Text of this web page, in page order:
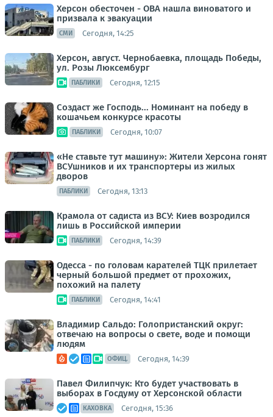
Херсон обесточен - ОВА нашла виноватого и
призвала к эвакуации
СМИ Сегодня, 14:25
Херсон, август. Чернобаевка, площадь Победы,
ул. Розы Люксембург
ПАБЛИКИ Сегодня, 12:15
Создаст же Господь... Номинант на победу в
кошачьем конкурсе красоты
ПАБЛИКИ Сегодня, 10:07
«Не ставьте тут машину»: Жители Херсона гонят
ВСУшников и их транспортеры из жилых
дворов
ПАБЛИКИ Сегодня, 13:13
Крамола от садиста из ВСУ: Киев возродился
лишь в Российской империи
ПАБЛИКИ Сегодня, 14:39
Одесса - по головам карателей ТЦК прилетает
черный большой предмет от прохожих,
похожий на палету
ПАБЛИКИ Сегодня, 14:41
Владимир Сальдо: Голопристанский округ:
отвечаю на вопросы о свете, воде и помощи
людям
ОФИЦ. Сегодня, 14:39
Павел Филипчук: Кто будет участвовать в
выборах в Госдуму от Херсонской области
КАХОВКА Сегодня, 15:36